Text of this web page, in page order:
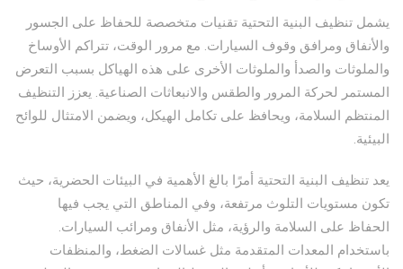
يشمل تنظيف البنية التحتية تقنيات متخصصة للحفاظ على الجسور
والأنفاق ومرافق وقوف السيارات. مع مرور الوقت، تتراكم الأوساخ
والملوثات والصدأ والملوثات الأخرى على هذه الهياكل بسبب التعرض
المستمر لحركة المرور والطقس والانبعاثات الصناعية. يعزز التنظيف
المنتظم السلامة، ويحافظ على تكامل الهيكل، ويضمن الامتثال للوائح
البيئية.
يعد تنظيف البنية التحتية أمرًا بالغ الأهمية في البيئات الحضرية، حيث
تكون مستويات التلوث مرتفعة، وفي المناطق التي يجب فيها
الحفاظ على السلامة والرؤية، مثل الأنفاق ومرائب السيارات.
باستخدام المعدات المتقدمة مثل غسالات الضغط، والمنظفات